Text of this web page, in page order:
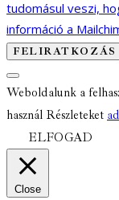
tudomásul veszi,
információ a
Weboldalunk a
használ Részleteket
ELFOGAD
Close